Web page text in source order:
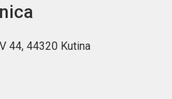
44, 44320 Kutina